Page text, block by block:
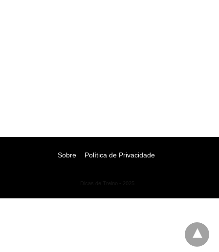
Sobre Política de Privacidade
Dicas de Treino - 2025